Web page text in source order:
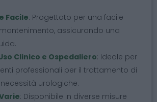
Facile: Progettato per una facile
assicurando una
Clinico e Ospedaliero: Ideale per
professionali per il trattamento di
urologiche.
: Disponibile in diverse misure